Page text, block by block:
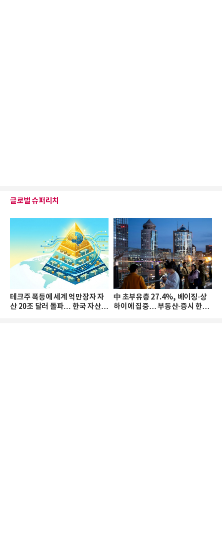
글로벌 슈퍼리치
테크주 폭등에 세계 억만장자 자
산 20조 달러 돌파… 한국 자산
中 초부유층 27.4%, 베이징·상
하이에 집중… 부동산·증시 한파